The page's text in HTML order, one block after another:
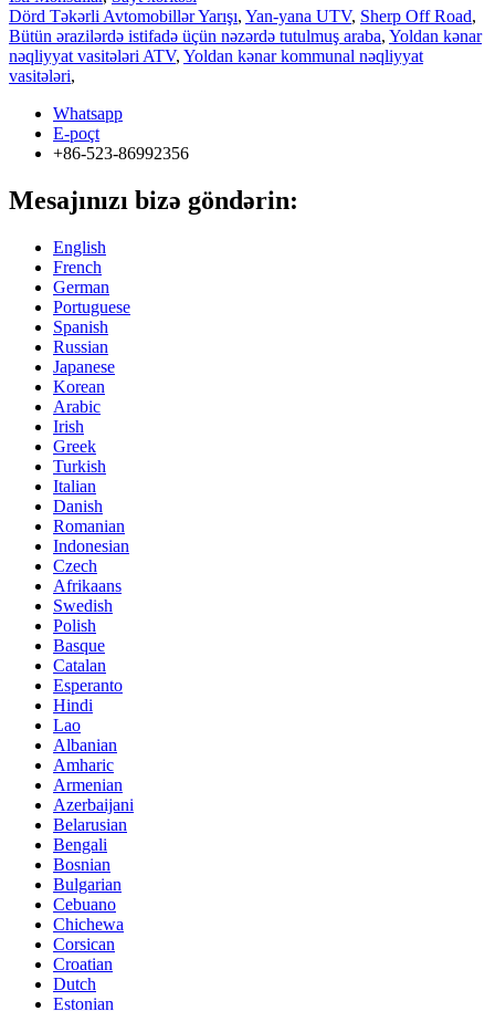
Dörd Təkərli Avtomobillər Yarışı, Yan-yana UTV, Sherp Off Road,
Bütün ərazilərdə istifadə üçün nəzərdə tutulmuş araba, Yoldan kənar
nəqliyyat vasitələri ATV, Yoldan kənar kommunal nəqliyyat
vasitələri,
Whatsapp
E-poçt
+86-523-86992356
Mesajınızı bizə göndərin:
English
French
German
Portuguese
Spanish
Russian
Japanese
Korean
Arabic
Irish
Greek
Turkish
Italian
Danish
Romanian
Indonesian
Czech
Afrikaans
Swedish
Polish
Basque
Catalan
Esperanto
Hindi
Lao
Albanian
Amharic
Armenian
Azerbaijani
Belarusian
Bengali
Bosnian
Bulgarian
Cebuano
Chichewa
Corsican
Croatian
Dutch
Estonian